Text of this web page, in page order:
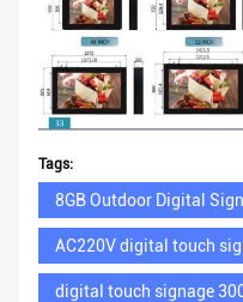
Tags:
8GB Outdoor Digital
AC220V digital touch
digital touch signage